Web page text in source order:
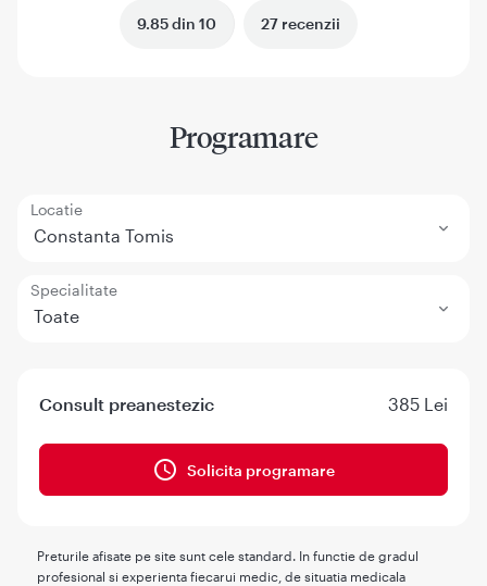
9.85 din 10 27 recenzii
Programare
Locatie
Constanta Tomis
Specialitate
Toate
Consult preanestezic 385 Lei
Solicita programare
Preturile afisate pe site sunt cele standard. In functie de gradul
profesional si experienta fiecarui medic, de situatia medicala